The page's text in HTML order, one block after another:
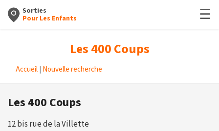
Sorties
Pour Les Enfants
☰
Les 400 Coups
Accueil Nouvelle recherche
Les 400 Coups
12 bis rue de la Villette